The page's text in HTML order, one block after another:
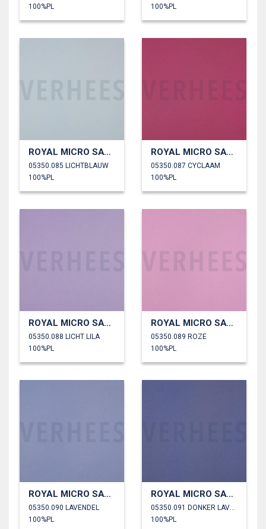
100%PL
100%PL
ROYAL MICRO SATIJN
05350.085 LICHTBLAUW
100%PL
ROYAL MICRO SATIJN
05350.087 CYCLAAM
100%PL
ROYAL MICRO SATIJN
05350.088 LICHT LILA
100%PL
ROYAL MICRO SATIJN
05350.089 ROZE
100%PL
ROYAL MICRO SATIJN
05350.090 LAVENDEL
100%PL
ROYAL MICRO SATIJN
05350.091 DONKER LAVENDEL
100%PL